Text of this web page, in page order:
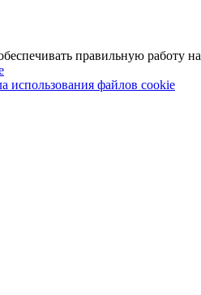
правильную работу
использования файлов cookie